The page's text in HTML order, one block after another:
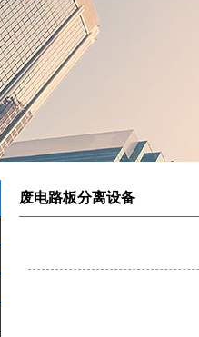
废电路板分离设备